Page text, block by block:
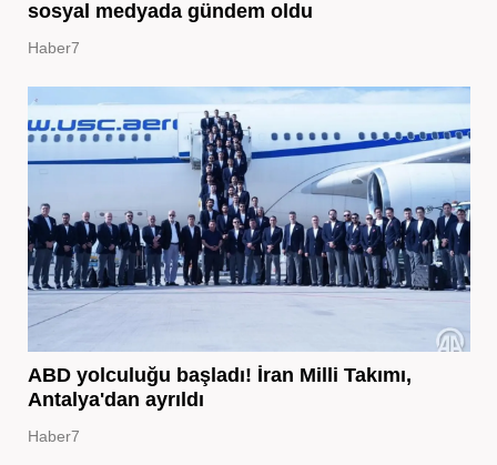
sosyal medyada gündem oldu
Haber7
ABD yolculuğu başladı! İran Milli Takımı,
Antalya'dan ayrıldı
Haber7